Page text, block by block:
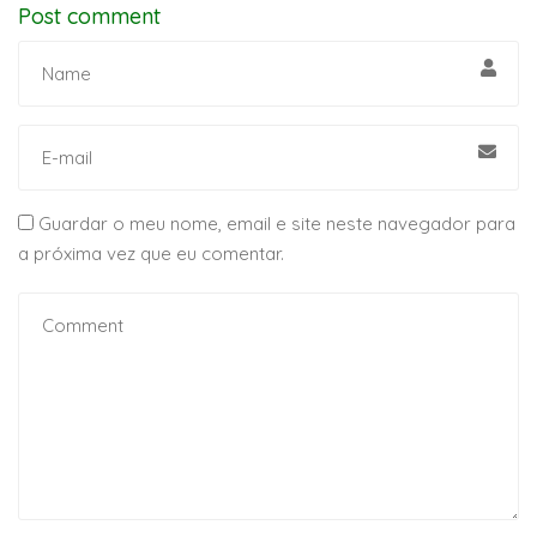
Post comment
Guardar o meu nome, email e site neste navegador para
a próxima vez que eu comentar.